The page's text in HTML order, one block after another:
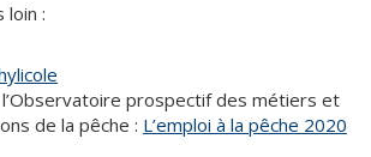
loin :
prospectif des métiers et
de la pêche : L’emploi à la pêche 2020